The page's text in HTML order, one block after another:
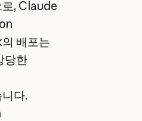
, Claude
배포는
당한
다.